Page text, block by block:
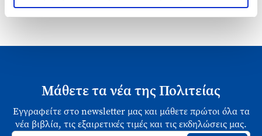
Μάθετε τα νέα της Πολιτείας
Εγγραφείτε στο newsletter μας και μάθετε πρώτοι όλα τα
νέα βιβλία, τις εξαιρετικές τιμές και τις εκδηλώσεις μας.